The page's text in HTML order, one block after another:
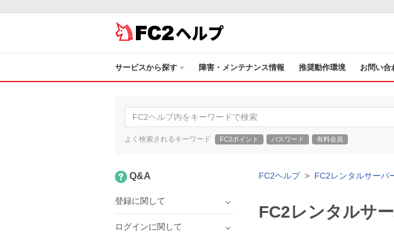
ヘルプ
サービスから探す 障害・メンテナンス情報 推奨動作環境 お問い合
よく検索されるキーワード FC2ポイント パスワード 有料会員
FC2ヘルプ FC2レンタルサーバ
FC2レンタルサ
Q&A
登録に関して
ログインに関して